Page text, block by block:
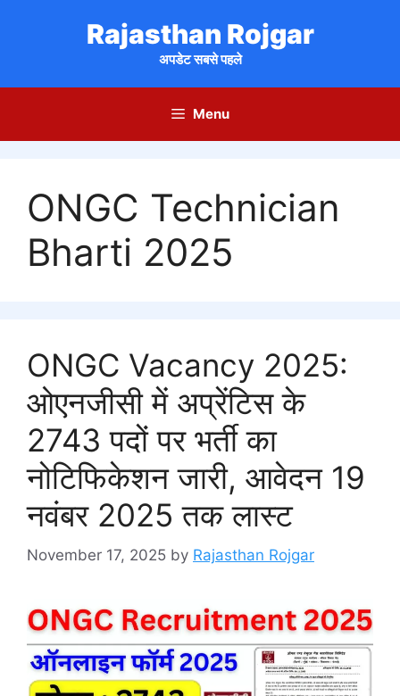
Rajasthan Rojgar
अपडेट सबसे पहले
Menu
ONGC Technician
Bharti 2025
ONGC Vacancy 2025:
ओएनजीसी में अप्रेंटिस के
2743 पदों पर भर्ती का
नोटिफिकेशन जारी, आवेदन 19
नवंबर 2025 तक लास्ट
November 17, 2025 by Rajasthan Rojgar